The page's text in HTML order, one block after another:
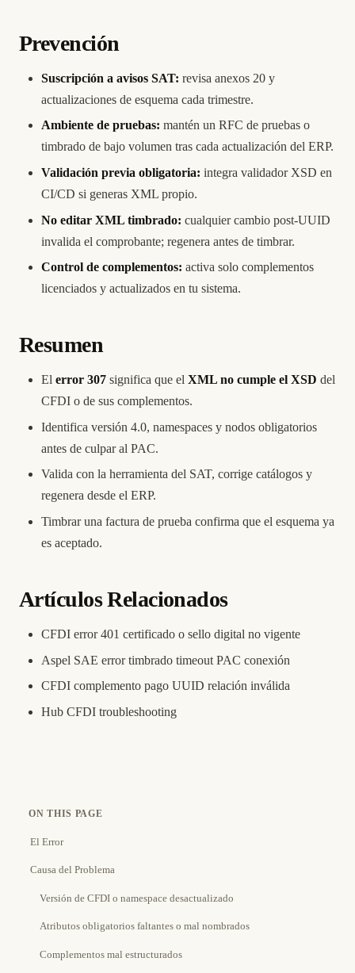
Prevención
Suscripción a avisos SAT: revisa anexos 20 y
actualizaciones de esquema cada trimestre.
Ambiente de pruebas: mantén un RFC de pruebas o
timbrado de bajo volumen tras cada actualización del ERP.
Validación previa obligatoria: integra validador XSD en
CI/CD si generas XML propio.
No editar XML timbrado: cualquier cambio post-UUID
invalida el comprobante; regenera antes de timbrar.
Control de complementos: activa solo complementos
licenciados y actualizados en tu sistema.
Resumen
El error 307 significa que el XML no cumple el XSD del
CFDI o de sus complementos.
Identifica versión 4.0, namespaces y nodos obligatorios
antes de culpar al PAC.
Valida con la herramienta del SAT, corrige catálogos y
regenera desde el ERP.
Timbrar una factura de prueba confirma que el esquema ya
es aceptado.
Artículos Relacionados
CFDI error 401 certificado o sello digital no vigente
Aspel SAE error timbrado timeout PAC conexión
CFDI complemento pago UUID relación inválida
Hub CFDI troubleshooting
ON THIS PAGE
El Error
Causa del Problema
Versión de CFDI o namespace desactualizado
Atributos obligatorios faltantes o mal nombrados
Complementos mal estructurados